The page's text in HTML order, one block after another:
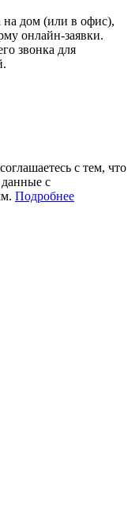
на дом (или в офис),
онлайн-заявки.
звонка для
с тем, что
с
Подробнее